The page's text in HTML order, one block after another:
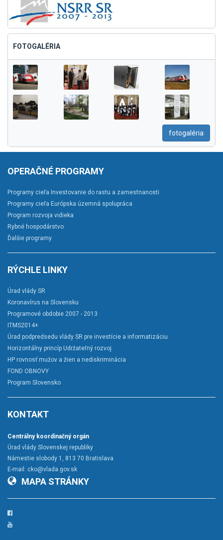
FOTOGALÉRIA
fotogaléria
OPERAČNÉ PROGRAMY
Programy cieľa Investovanie do rastu a zamestnanosti
Programy cieľa Európska územná spolupráca
Program rozvoja vidieka
Rybné hospodárstvo
Ďalšie programy
RÝCHLE LINKY
Úrad vlády SR
Koronavírus na Slovensku
Programové obdobie 2007 - 2013
ITMS2014+
Úrad podpredsedu vlády SR pre investície a informatizáciu
Horizontálny princíp Udržateľný rozvoj
HP rovnosť mužov a žien a nediskriminácia
FOND OBNOVY
Program Slovensko
KONTAKT
Centrálny koordinačný orgán
Úrad vlády Slovenskej republiky
Námestie slobody 1, 813 70 Bratislava
E-mail: cko@vlada.gov.sk
MAPA STRÁNKY
Facebook
YouTube